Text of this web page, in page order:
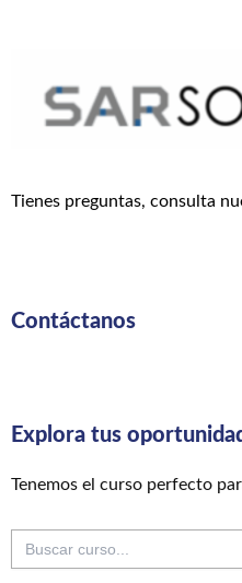
Tienes preguntas, consulta
Contáctanos
Explora tus
Tenemos el curso perfecto
Buscar: